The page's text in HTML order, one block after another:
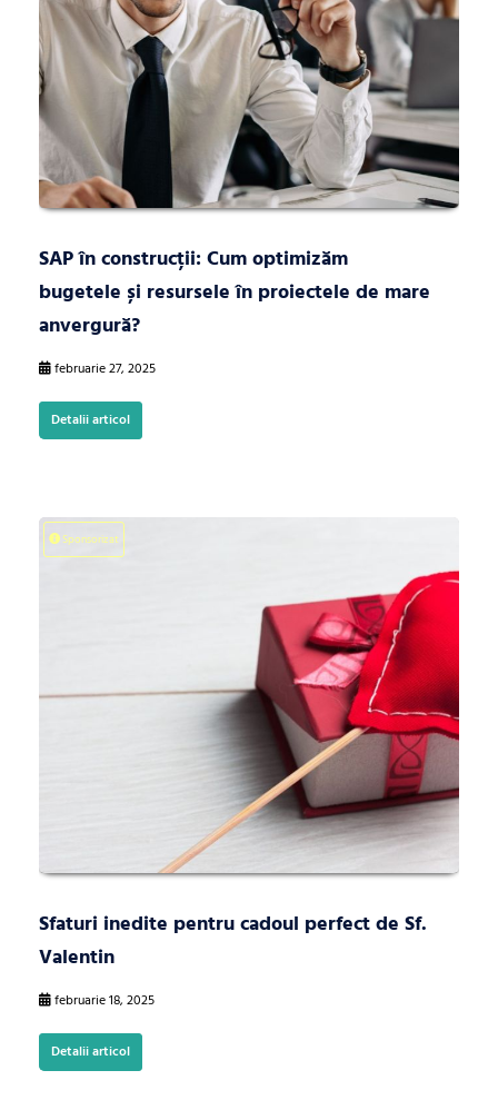
SAP în construcții: Cum optimizăm
bugetele și resursele în proiectele de mare
anvergură?
februarie 27, 2025
Detalii articol
Sponsorizat
Sfaturi inedite pentru cadoul perfect de Sf.
Valentin
februarie 18, 2025
Detalii articol